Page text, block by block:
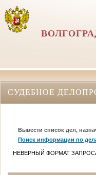
СУДЕБНОЕ
Вывести список дел,
Поиск информации по
НЕВЕРНЫЙ ФОРМАТ